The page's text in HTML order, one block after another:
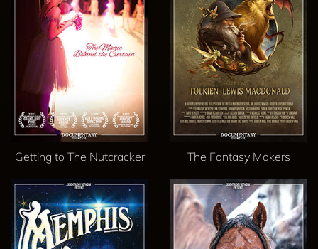
Getting to The Nutcracker The Fantasy Makers